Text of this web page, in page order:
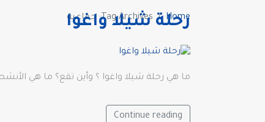
Home Tag Archives: جماعية
رحلة شيلا واغوا
ما هي رحلة شيلا واغوا ؟ وأين تقع؟ ما هي
Continue reading